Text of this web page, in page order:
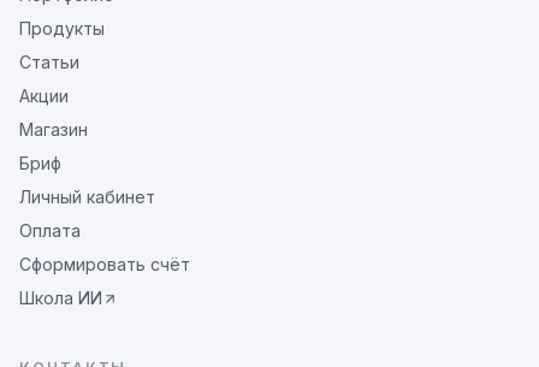
Продукты
Статьи
Акции
Магазин
Бриф
Личный кабинет
Оплата
Сформировать счёт
Школа ИИ